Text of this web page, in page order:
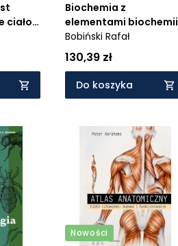
ciało i
Biochemia z
elementami biochemii
klinicznej. Dla
medycznych studiów
licencjackich
Bobiński Rafał
130,39 zł
Do koszyka
Nowości